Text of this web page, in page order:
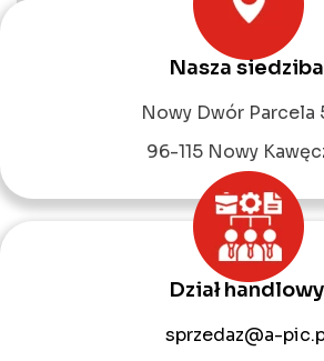
Nasza
Nowy Dwór Parcela
96-115 Nowy
Dział
sprzedaz@a-